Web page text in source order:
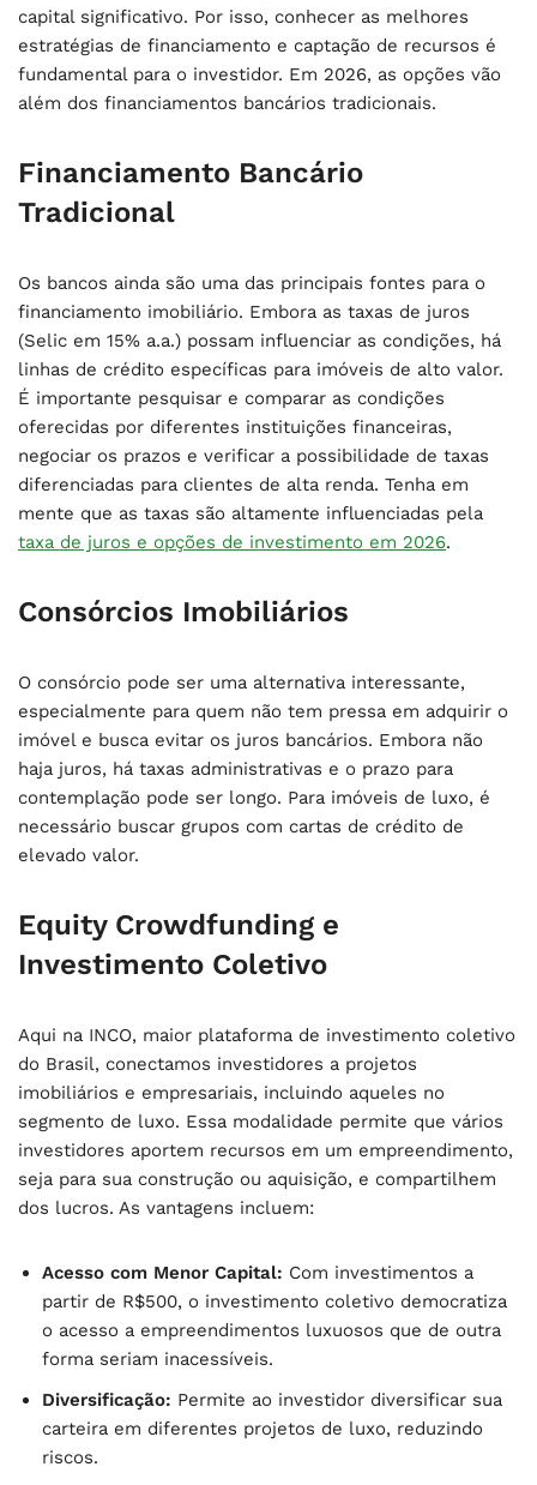
capital significativo. Por isso, conhecer as melhores
estratégias de financiamento e captação de recursos é
fundamental para o investidor. Em 2026, as opções vão
além dos financiamentos bancários tradicionais.
Financiamento Bancário
Tradicional
Os bancos ainda são uma das principais fontes para o
financiamento imobiliário. Embora as taxas de juros
(Selic em 15% a.a.) possam influenciar as condições, há
linhas de crédito específicas para imóveis de alto valor.
É importante pesquisar e comparar as condições
oferecidas por diferentes instituições financeiras,
negociar os prazos e verificar a possibilidade de taxas
diferenciadas para clientes de alta renda. Tenha em
mente que as taxas são altamente influenciadas pela
taxa de juros e opções de investimento em 2026.
Consórcios Imobiliários
O consórcio pode ser uma alternativa interessante,
especialmente para quem não tem pressa em adquirir o
imóvel e busca evitar os juros bancários. Embora não
haja juros, há taxas administrativas e o prazo para
contemplação pode ser longo. Para imóveis de luxo, é
necessário buscar grupos com cartas de crédito de
elevado valor.
Equity Crowdfunding e
Investimento Coletivo
Aqui na INCO, maior plataforma de investimento coletivo
do Brasil, conectamos investidores a projetos
imobiliários e empresariais, incluindo aqueles no
segmento de luxo. Essa modalidade permite que vários
investidores aportem recursos em um empreendimento,
seja para sua construção ou aquisição, e compartilhem
dos lucros. As vantagens incluem:
Acesso com Menor Capital: Com investimentos a
partir de R$500, o investimento coletivo democratiza
o acesso a empreendimentos luxuosos que de outra
forma seriam inacessíveis.
Diversificação: Permite ao investidor diversificar sua
carteira em diferentes projetos de luxo, reduzindo
riscos.